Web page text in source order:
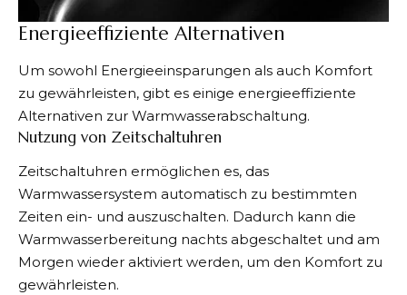
Energieeffiziente Alternativen
Um sowohl Energieeinsparungen als auch Komfort
zu gewährleisten, gibt es einige energieeffiziente
Alternativen zur Warmwasserabschaltung.
Nutzung von Zeitschaltuhren
Zeitschaltuhren ermöglichen es, das
Warmwassersystem automatisch zu bestimmten
Zeiten ein- und auszuschalten. Dadurch kann die
Warmwasserbereitung nachts abgeschaltet und am
Morgen wieder aktiviert werden, um den Komfort zu
gewährleisten.